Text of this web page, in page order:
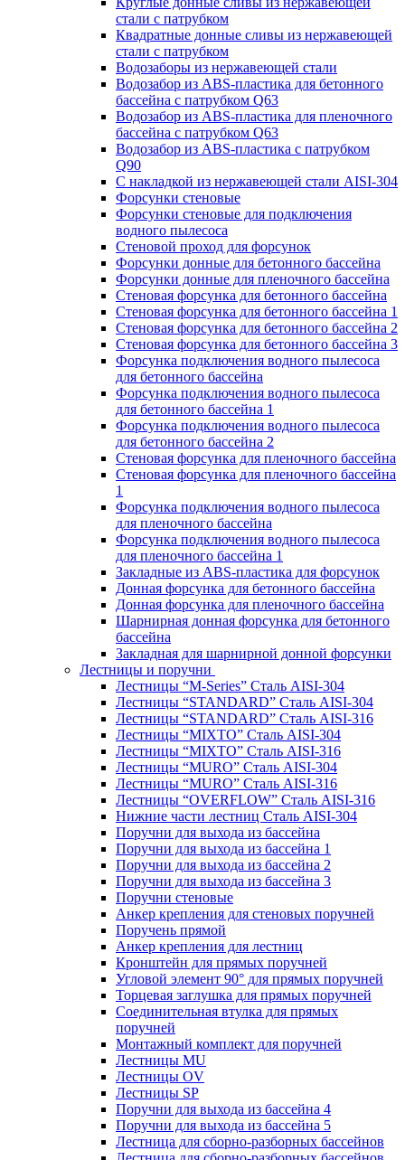
стали с патрубком
Квадратные донные сливы из нержавеющей
стали с патрубком
Водозаборы из нержавеющей стали
Водозабор из ABS-пластика для бетонного
бассейна с патрубком Q63
Водозабор из ABS-пластика для пленочного
бассейна с патрубком Q63
Водозабор из ABS-пластика с патрубком
Q90
С накладкой из нержавеющей стали AISI-304
Форсунки стеновые
Форсунки стеновые для подключения
водного пылесоса
Стеновой проход для форсунок
Форсунки донные для бетонного бассейна
Форсунки донные для пленочного бассейна
Стеновая форсунка для бетонного бассейна
Стеновая форсунка для бетонного бассейна 1
Стеновая форсунка для бетонного бассейна 2
Стеновая форсунка для бетонного бассейна 3
Форсунка подключения водного пылесоса
для бетонного бассейна
Форсунка подключения водного пылесоса
для бетонного бассейна 1
Форсунка подключения водного пылесоса
для бетонного бассейна 2
Стеновая форсунка для пленочного бассейна
Стеновая форсунка для пленочного бассейна
1
Форсунка подключения водного пылесоса
для пленочного бассейна
Форсунка подключения водного пылесоса
для пленочного бассейна 1
Закладные из ABS-пластика для форсунок
Донная форсунка для бетонного бассейна
Донная форсунка для пленочного бассейна
Шарнирная донная форсунка для бетонного
бассейна
Закладная для шарнирной донной форсунки
Лестницы и поручни
Лестницы “M-Series” Сталь AISI-304
Лестницы “STANDARD” Сталь AISI-304
Лестницы “STANDARD” Сталь AISI-316
Лестницы “MIXTO” Сталь AISI-304
Лестницы “MIXTO” Сталь AISI-316
Лестницы “MURO” Сталь AISI-304
Лестницы “MURO” Сталь AISI-316
Лестницы “OVERFLOW” Сталь AISI-316
Нижние части лестниц Сталь AISI-304
Поручни для выхода из бассейна
Поручни для выхода из бассейна 1
Поручни для выхода из бассейна 2
Поручни для выхода из бассейна 3
Поручни стеновые
Анкер крепления для стеновых поручней
Поручень прямой
Анкер крепления для лестниц
Кронштейн для прямых поручней
Угловой элемент 90° для прямых поручней
Торцевая заглушка для прямых поручней
Соединительная втулка для прямых
поручней
Монтажный комплект для поручней
Лестницы MU
Лестницы OV
Лестницы SP
Поручни для выхода из бассейна 4
Поручни для выхода из бассейна 5
Лестница для сборно-разборных бассейнов